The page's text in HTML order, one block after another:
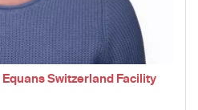
Switzerland Facility